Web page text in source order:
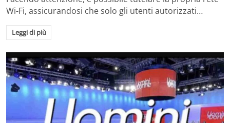
Wi-Fi, assicurandosi che solo gli utenti autorizzati…
Leggi di più